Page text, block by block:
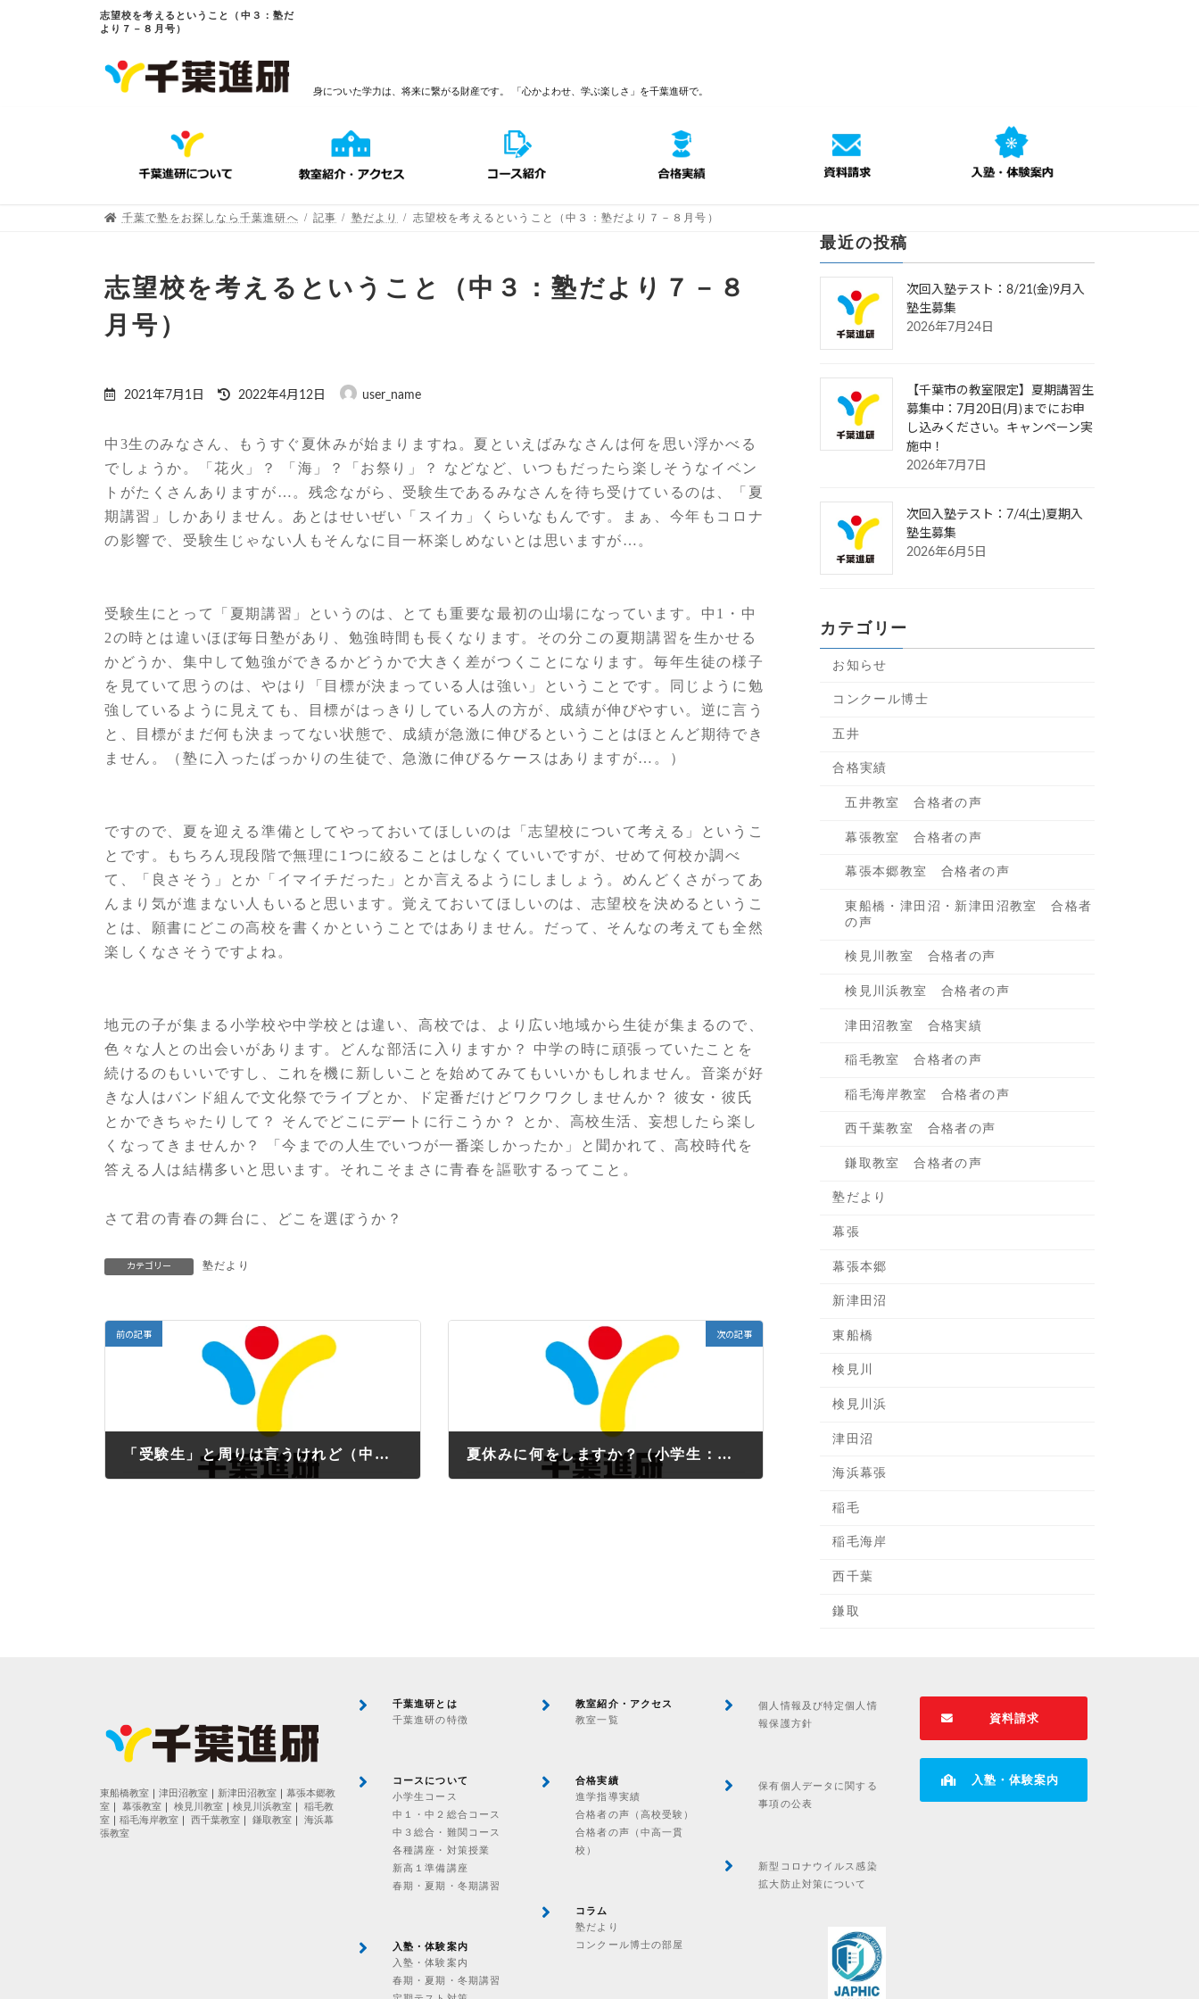
志望校を考えるということ（中３：塾だ
より７－８月号）
身についた学力は、将来に繋がる財産です。 「心かよわせ、学ぶ楽しさ」を千葉進研で。
千葉で塾をお探しなら千葉進研へ 記事 塾だより 志望校を考えるということ（中３：塾だより７－８月号）
志望校を考えるということ（中３：塾だより７－８
月号）
2021年7月1日 2022年4月12日 user_name
中3生のみなさん、もうすぐ夏休みが始まりますね。夏といえばみなさんは何を思い浮かべる
でしょうか。「花火」？ 「海」？「お祭り」？ などなど、いつもだったら楽しそうなイベン
トがたくさんありますが…。残念ながら、受験生であるみなさんを待ち受けているのは、「夏
期講習」しかありません。あとはせいぜい「スイカ」くらいなもんです。まぁ、今年もコロナ
の影響で、受験生じゃない人もそんなに目一杯楽しめないとは思いますが…。
受験生にとって「夏期講習」というのは、とても重要な最初の山場になっています。中1・中
2の時とは違いほぼ毎日塾があり、勉強時間も長くなります。その分この夏期講習を生かせる
かどうか、集中して勉強ができるかどうかで大きく差がつくことになります。毎年生徒の様子
を見ていて思うのは、やはり「目標が決まっている人は強い」ということです。同じように勉
強しているように見えても、目標がはっきりしている人の方が、成績が伸びやすい。逆に言う
と、目標がまだ何も決まってない状態で、成績が急激に伸びるということはほとんど期待でき
ません。（塾に入ったばっかりの生徒で、急激に伸びるケースはありますが…。）
ですので、夏を迎える準備としてやっておいてほしいのは「志望校について考える」というこ
とです。もちろん現段階で無理に1つに絞ることはしなくていいですが、せめて何校か調べ
て、「良さそう」とか「イマイチだった」とか言えるようにしましょう。めんどくさがってあ
んまり気が進まない人もいると思います。覚えておいてほしいのは、志望校を決めるというこ
とは、願書にどこの高校を書くかということではありません。だって、そんなの考えても全然
楽しくなさそうですよね。
地元の子が集まる小学校や中学校とは違い、高校では、より広い地域から生徒が集まるので、
色々な人との出会いがあります。どんな部活に入りますか？ 中学の時に頑張っていたことを
続けるのもいいですし、これを機に新しいことを始めてみてもいいかもしれません。音楽が好
きな人はバンド組んで文化祭でライブとか、ド定番だけどワクワクしませんか？ 彼女・彼氏
とかできちゃたりして？ そんでどこにデートに行こうか？ とか、高校生活、妄想したら楽し
くなってきませんか？ 「今までの人生でいつが一番楽しかったか」と聞かれて、高校時代を
答える人は結構多いと思います。それこそまさに青春を謳歌するってこと。
さて君の青春の舞台に、どこを選ぼうか？
カテゴリー 塾だより
前の記事
「受験生」と周りは言うけれど（中３：塾だより７－８月号）
次の記事
夏休みに何をしますか？（小学生：塾だより７－８月号）
最近の投稿
次回入塾テスト：8/21(金)9月入
塾生募集
2026年7月24日
【千葉市の教室限定】夏期講習生
募集中：7月20日(月)までにお申
し込みください。キャンペーン実
施中！
2026年7月7日
次回入塾テスト：7/4(土)夏期入
塾生募集
2026年6月5日
カテゴリー
お知らせ
コンクール博士
五井
合格実績
五井教室 合格者の声
幕張教室 合格者の声
幕張本郷教室 合格者の声
東船橋・津田沼・新津田沼教室 合格者
の声
検見川教室 合格者の声
検見川浜教室 合格者の声
津田沼教室 合格実績
稲毛教室 合格者の声
稲毛海岸教室 合格者の声
西千葉教室 合格者の声
鎌取教室 合格者の声
塾だより
幕張
幕張本郷
新津田沼
東船橋
検見川
検見川浜
津田沼
海浜幕張
稲毛
稲毛海岸
西千葉
鎌取
東船橋教室 ｜ 津田沼教室 ｜ 新津田沼教室 ｜ 幕張本郷教
室 ｜ 幕張教室 ｜ 検見川教室 ｜ 検見川浜教室 ｜ 稲毛教
室 ｜ 稲毛海岸教室 ｜ 西千葉教室 ｜ 鎌取教室 ｜ 海浜幕
張教室
千葉進研とは
千葉進研の特徴
コースについて
小学生コース
中１・中２総合コース
中３総合・難関コース
各種講座・対策授業
新高１準備講座
春期・夏期・冬期講習
入塾・体験案内
入塾・体験案内
春期・夏期・冬期講習
教室紹介・アクセス
教室一覧
合格実績
進学指導実績
合格者の声（高校受験）
合格者の声（中高一貫
校）
コラム
塾だより
コンクール博士の部屋
個人情報及び特定個人情
報保護方針
保有個人データに関する
事項の公表
新型コロナウイルス感染
拡大防止対策について
資料請求
入塾・体験案内